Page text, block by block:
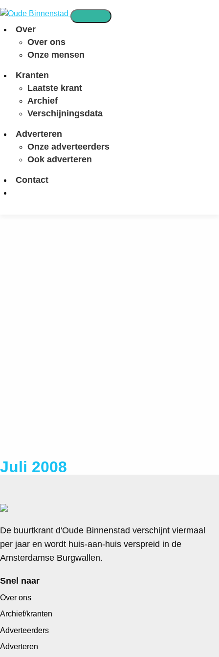
Over
Over ons
Onze mensen
Kranten
Laatste krant
Archief
Verschijningsdata
Adverteren
Onze adverteerders
Ook adverteren
Contact
Juli 2008
De buurtkrant d'Oude Binnenstad verschijnt viermaal
per jaar en wordt huis-aan-huis verspreid in de
Amsterdamse Burgwallen.
Snel naar
Over ons
Archief/kranten
Adverteerders
Adverteren